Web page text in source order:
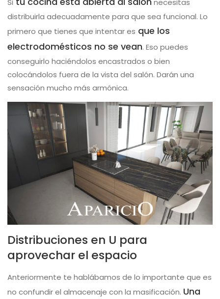
Si
necesitas
distribuirla adecuadamente para que sea funcional. Lo
primero que tienes que intentar es que los
electrodomésticos no se vean. Eso puedes
conseguirlo haciéndolos encastrados o bien
colocándolos fuera de la vista del salón. Darán una
sensación mucho más armónica.
Distribuciones en U para
aprovechar el espacio
Anteriormente te hablábamos de lo importante que es
no confundir el almacenaje con la masificación. Una